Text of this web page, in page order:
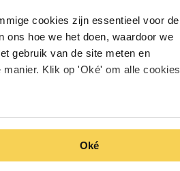
cookies zijn essentieel voor de
ons hoe we het doen, waardoor we
gebruik van de site meten en
Klik op 'Oké' om alle cookies
Oké